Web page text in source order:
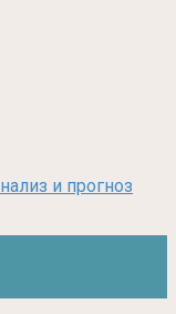
и прогноз